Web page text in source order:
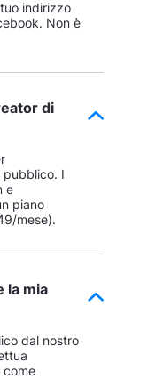
indirizzo
Non è
di
pubblico. I
e
piano
mese).
la mia
dal nostro
come